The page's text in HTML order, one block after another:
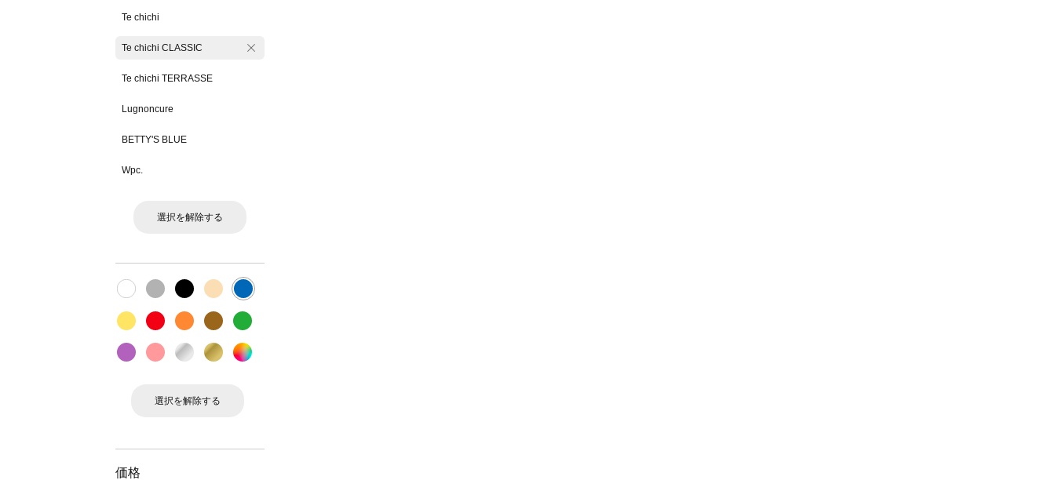
Te chichi
Te chichi CLASSIC
Te chichi TERRASSE
Lugnoncure
BETTY'S BLUE
Wpc.
選択を解除する
選択を解除する
価格